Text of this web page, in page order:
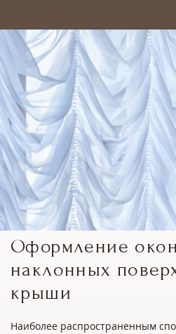
Оформление
наклонных
крыши
Наиболее распространенным